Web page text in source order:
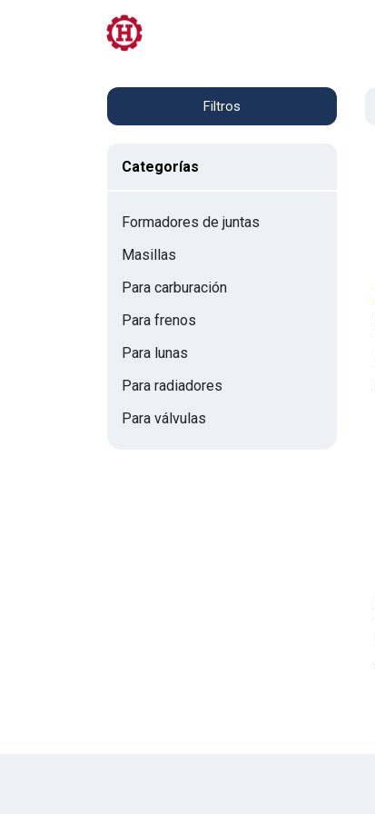
Filtros
Categorías
Formadores de juntas
Masillas
Para carburación
Para frenos
Para lunas
Para radiadores
Para válvulas